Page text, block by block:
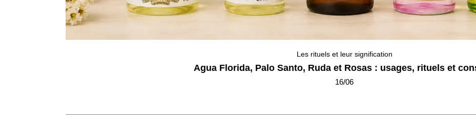
Les rituels et leur signification
Agua Florida, Palo Santo, Ruda et Rosas : usages, rituels et
16/06